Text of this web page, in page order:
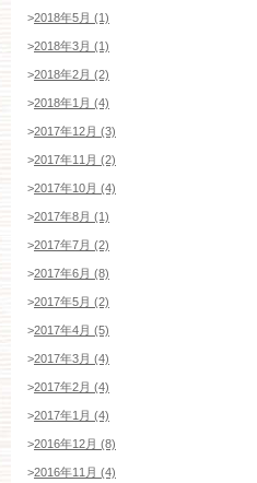
>2018年5月 (1)
>2018年3月 (1)
>2018年2月 (2)
>2018年1月 (4)
>2017年12月 (3)
>2017年11月 (2)
>2017年10月 (4)
>2017年8月 (1)
>2017年7月 (2)
>2017年6月 (8)
>2017年5月 (2)
>2017年4月 (5)
>2017年3月 (4)
>2017年2月 (4)
>2017年1月 (4)
>2016年12月 (8)
>2016年11月 (4)